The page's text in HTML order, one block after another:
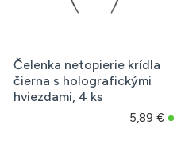
Čelenka netopierie krídla
čierna s holografickými
hviezdami, 4 ks
5,89 €